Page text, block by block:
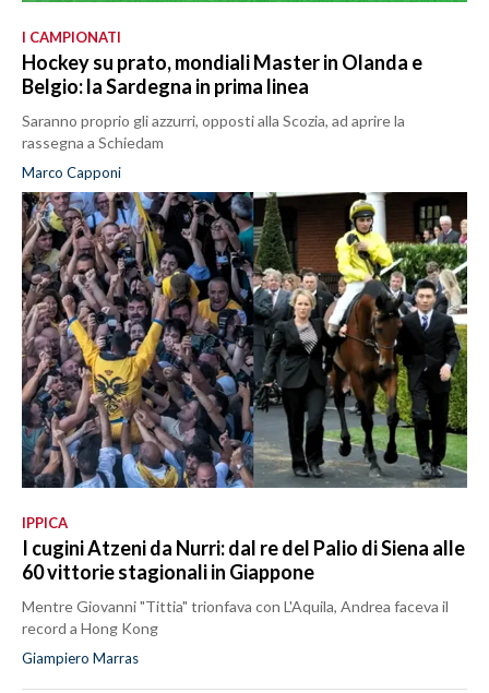
I CAMPIONATI
Hockey su prato, mondiali Master in Olanda e
Belgio: la Sardegna in prima linea
Saranno proprio gli azzurri, opposti alla Scozia, ad aprire la
rassegna a Schiedam
Marco Capponi
IPPICA
I cugini Atzeni da Nurri: dal re del Palio di Siena alle
60 vittorie stagionali in Giappone
Mentre Giovanni "Tittia" trionfava con L'Aquila, Andrea faceva il
record a Hong Kong
Giampiero Marras